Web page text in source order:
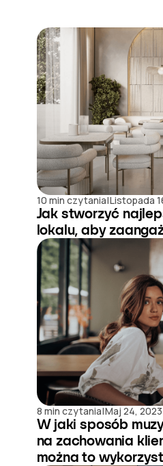
10 min czytania|Listopada
Jak stworzyć
lokalu, aby
8 min czytania|Maj 24, 2023
W jaki sposób
na zachowania
można to